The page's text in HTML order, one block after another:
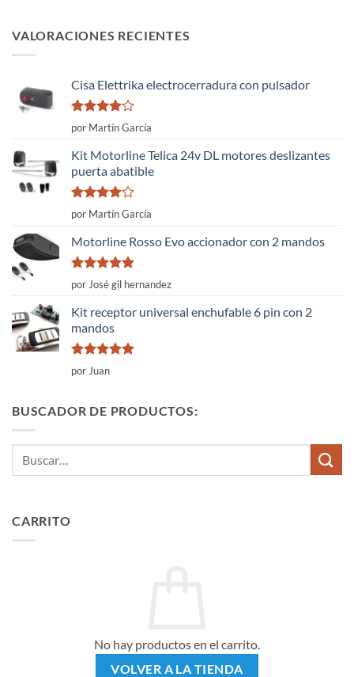
VALORACIONES RECIENTES
Cisa Elettrika electrocerradura con pulsador
Valorado
con
5
por Martín García
Kit Motorline Telica 24v DL motores deslizantes
puerta abatible
Valorado
con
5
por Martín García
Motorline Rosso Evo accionador con 2 mandos
Valorado
con
de 5
por José gil hernandez
Kit receptor universal enchufable 6 pin con 2
mandos
Valorado
con
por Juan
BUSCADOR DE PRODUCTOS:
CARRITO
No hay productos en el carrito.
VOLVER A LA TIENDA